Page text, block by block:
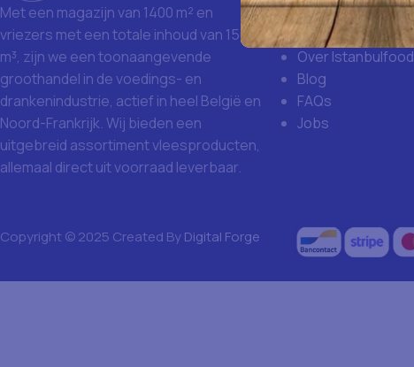
Met een magazijn van 1400 m² en
vriezers met een totale inhoud van 1500
m³, zijn we een toonaangevende
groothandel in de voedings- en
drankenindustrie, actief in heel België en
Noord-Frankrijk. Wij bieden een
uitgebreid assortiment vleesproducten,
allemaal direct uit voorraad leverbaar.
Grote aankoop
Missie en visie
Over Istanbulfood
Blog
FAQs
Jobs
Copyright © 2025 Created ByDigital Forge